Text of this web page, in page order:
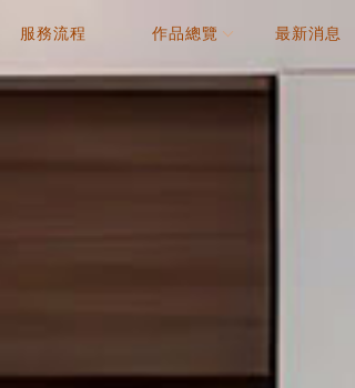
服務流程
PROCESS
作品總覽
WORK
最新消息
NEWS